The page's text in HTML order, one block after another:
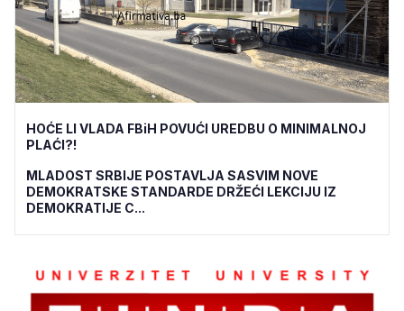
HOĆE LI VLADA FBiH POVUĆI UREDBU O MINIMALNOJ
PLAĆI?!
MLADOST SRBIJE POSTAVLJA SASVIM NOVE
DEMOKRATSKE STANDARDE DRŽEĆI LEKCIJU IZ
DEMOKRATIJE C...